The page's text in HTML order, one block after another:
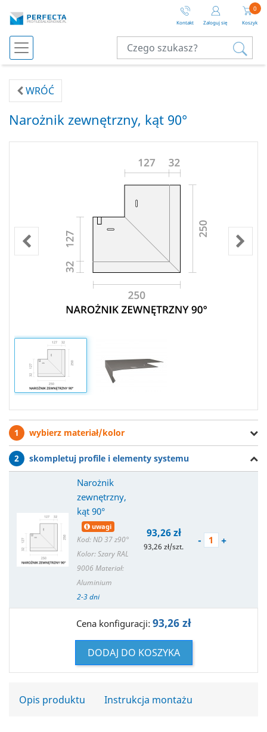
Kontakt Zaloguj się Koszyk
0
WRÓĆ
Narożnik zewnętrzny, kąt 90°
1 wybierz materiał/kolor
2 skompletuj profile i elementy systemu
Narożnik
zewnętrzny,
kąt 90°
uwagi
Kod: ND 37 z90°
Kolor: Szary RAL
9006Materiał:
Aluminium
2-3 dni
93,26 zł
93,26 zł/szt.
- +
Cena konfiguracji: 93,26 zł
DODAJ DO KOSZYKA
Opis produktu Instrukcja montażu